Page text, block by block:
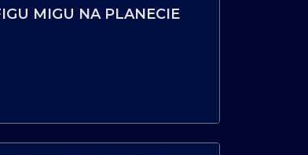
MIGU NA PLANECIE